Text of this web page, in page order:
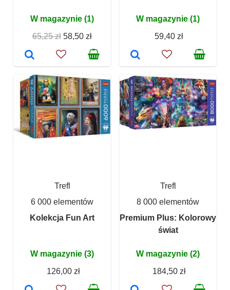
W magazynie (1)
65,25 zł 58,50 zł
W magazynie (1)
59,40 zł
Trefl
6 000 elementów
Kolekcja Fun Art
W magazynie (3)
126,00 zł
Trefl
8 000 elementów
Premium Plus: Kolorowy
świat
W magazynie (2)
184,50 zł